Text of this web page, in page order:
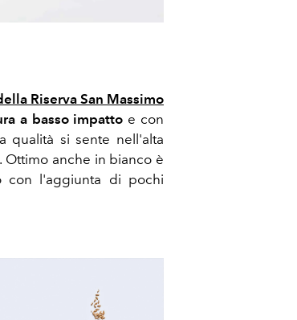
Riserva San Massimo
a basso impatto e con
qualità si sente nell'alta
. Ottimo anche in bianco è
con l'aggiunta di pochi